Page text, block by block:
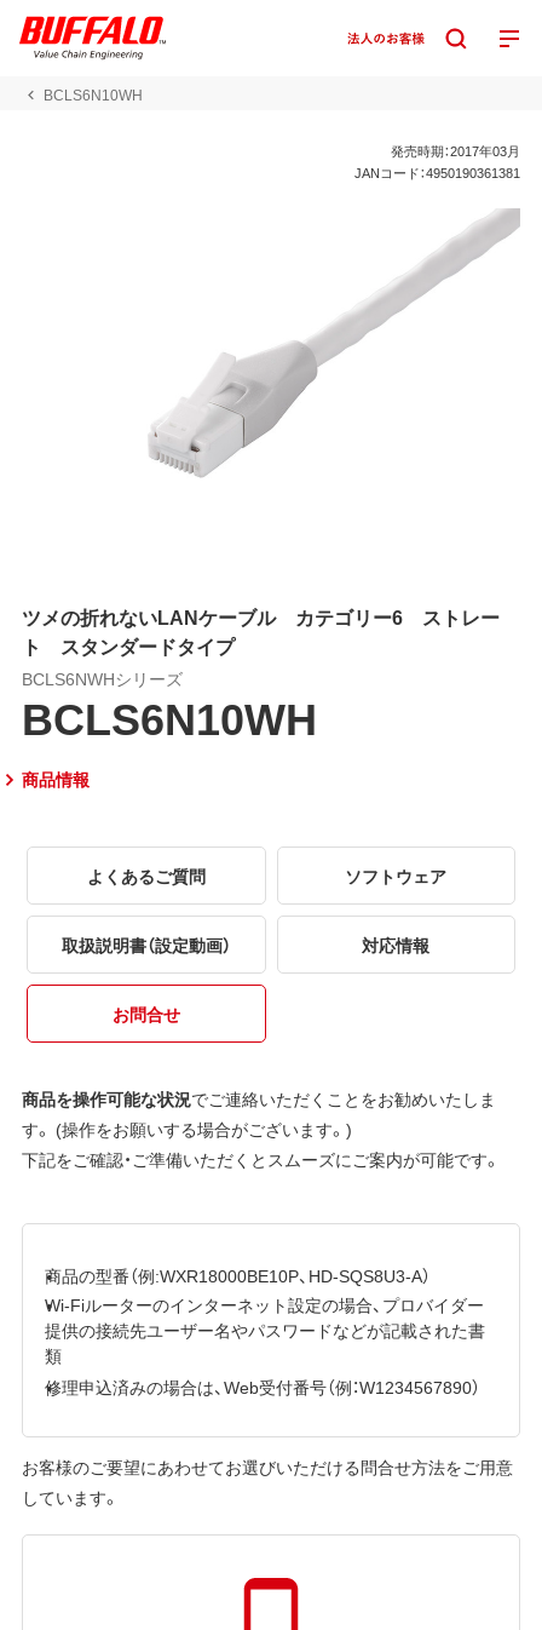
BCLS6N10WH
発売時期：2017年03月
JANコード：4950190361381
ツメの折れないLANケーブル カテゴリー6 ストレー
ト スタンダードタイプ
BCLS6NWHシリーズ
BCLS6N10WH
商品情報
よくあるご質問 ソフトウェア
取扱説明書（設定動画） 対応情報
お問合せ
商品を操作可能な状況でご連絡いただくことをお勧めいたしま
す。 (操作をお願いする場合がございます。)
下記をご確認・ご準備いただくとスムーズにご案内が可能です。
商品の型番（例:WXR18000BE10P、HD-SQS8U3-A）
Wi-Fiルーターのインターネット設定の場合、プロバイダー
提供の接続先ユーザー名やパスワードなどが記載された書
類
修理申込済みの場合は、Web受付番号（例：W1234567890）
お客様のご要望にあわせてお選びいただける問合せ方法をご用意
しています。